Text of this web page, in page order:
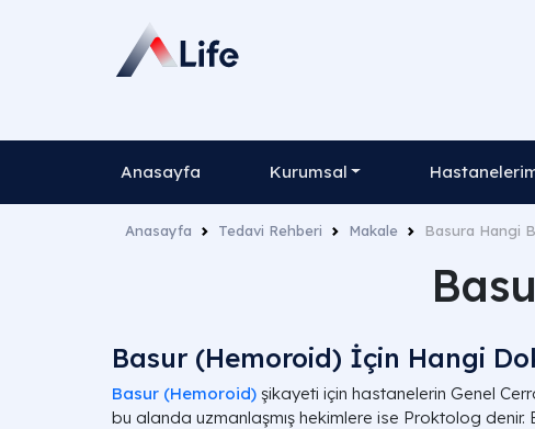
Anasayfa Kurumsal
Anasayfa Tedavi Rehberi Makale Basura Hangi
Basur (Hemoroid) İçin Hangi
Basur (Hemoroid) şikayeti için hastanelerin Genel
bu alanda uzmanlaşmış hekimlere ise Proktolog denir.